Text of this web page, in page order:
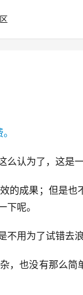
认为了，这是
的成果；但是
呢。
用为了试错去
，也没有那么